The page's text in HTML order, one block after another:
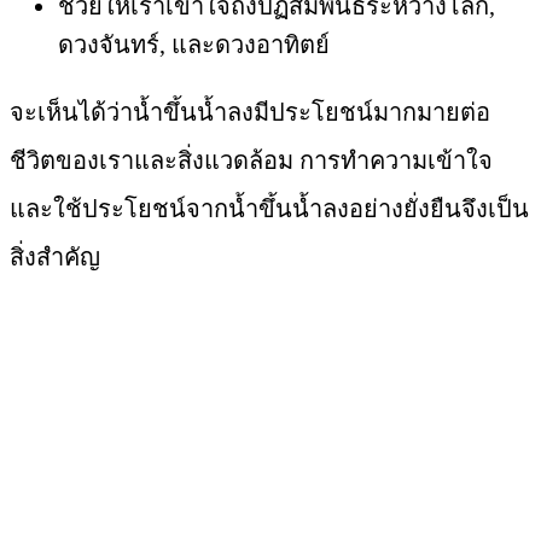
ช่วยให้เราเข้าใจถึงปฏิสัมพันธ์ระหว่างโลก,
ดวงจันทร์, และดวงอาทิตย์
จะเห็นได้ว่าน้ำขึ้นน้ำลงมีประโยชน์มากมายต่อ
ชีวิตของเราและสิ่งแวดล้อม การทำความเข้าใจ
และใช้ประโยชน์จากน้ำขึ้นน้ำลงอย่างยั่งยืนจึงเป็น
สิ่งสำคัญ